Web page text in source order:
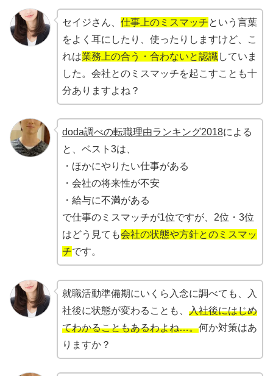
セイジさん、 仕事上のミスマッチという言葉
をよく耳にしたり、使ったりしますけど、こ
れは業務上の合う・合わないと認識していま
した。会社とのミスマッチを起こすことも十
分ありますよね？
doda調べの転職理由ランキング2018による
と、ベスト3は、
・ほかにやりたい仕事がある
・会社の将来性が不安
・給与に不満がある
で仕事のミスマッチが1位ですが、2位・3位
はどう見ても会社の状態や方針とのミスマッ
チです。
就職活動準備期にいくら入念に調べても、入
社後に状態が変わることも、 入社後にはじめ
てわかることもあるわよね…。何か対策はあ
りますか？